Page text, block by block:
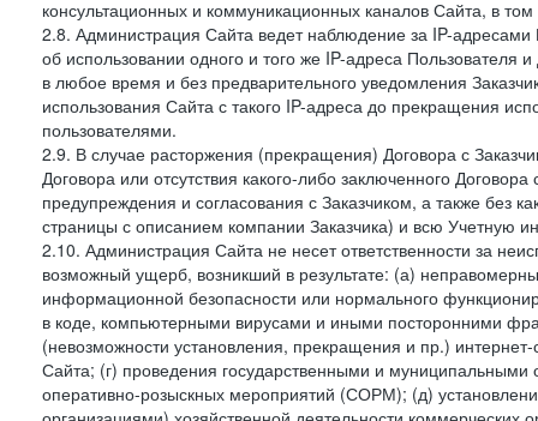
консультационных и коммуникационных каналов Сайта, в
2.8. Администрация Сайта ведет наблюдение за IP-
об использовании одного и того же IP-адреса Пользователя
в любое время и без предварительного уведомления
использования Сайта с такого IP-адреса до прекращения
пользователями.
2.9. В случае расторжения (прекращения) Договора с
Договора или отсутствия какого-либо заключенного
предупреждения и согласования с Заказчиком, а также без
страницы с описанием компании Заказчика) и всю Учетную
2.10. Администрация Сайта не несет ответственности за
возможный ущерб, возникший в результате: (а)
информационной безопасности или нормального
в коде, компьютерными вирусами и иными посторонними
(невозможности установления, прекращения и пр.)
Сайта; (г) проведения государственными и
оперативно-розыскных мероприятий (СОРМ); (д)